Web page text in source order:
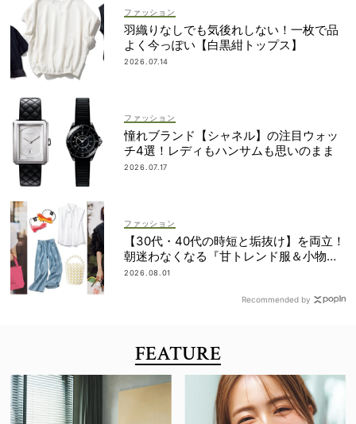
ファッション
羽織りなしでも気後れしない！一枚で品
よく今っぽい【白黒紺トップス】
2026.07.14
ファッション
憧れブランド【シャネル】の注目ウォッ
チ4選！レディもハンサムも思いのまま
2026.07.17
ファッション
【30代・40代の時短と垢抜け】を両立！
朝迷わなくなる『甘トレンド服＆小物』
最旬カタログ
2026.08.01
Recommended by
FEATURE